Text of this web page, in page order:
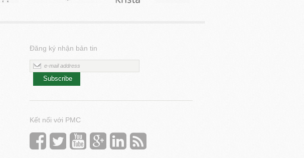
Đăng ký nhận bản tin
Subscribe
Kết nối với PMC